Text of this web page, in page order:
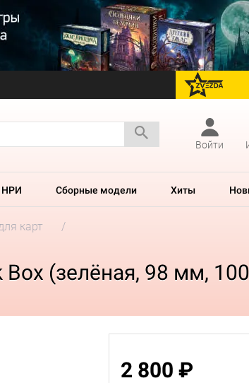
перейти на Zvezda
Войти
НРИ Сборные модели Хиты
карт
(зелёная, 98 мм,
2 800 ₽